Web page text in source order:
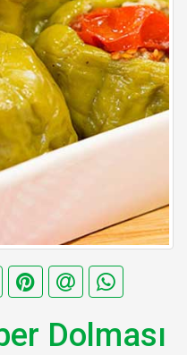
Dolması